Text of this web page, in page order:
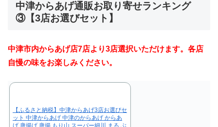
中津からあげ通販お取り寄せランキング
③【3店お選びセット 】
中津市内からあげ店7店より3店選択いただけます。各店
自慢の味をお楽しみください。
【ふるさと納税】中津からあげ3店お選びセ
ット 中津からあげ 中津のからあげ からあ
げ 唐揚げ 唐揚 もり山 スーパー細川 まる ぶ